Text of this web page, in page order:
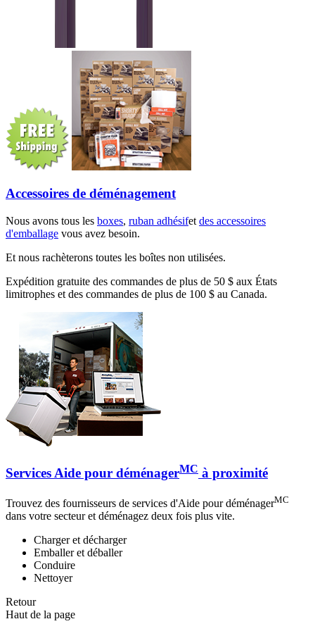
Accessoires de déménagement
Nous avons tous les boxes, ruban adhésifet des accessoires
d'emballage vous avez besoin.
Et nous rachèterons toutes les boîtes non utilisées.
Expédition gratuite des commandes de plus de 50 $ aux États
limitrophes et des commandes de plus de 100 $ au Canada.
Services Aide pour déménagerMC à proximité
Trouvez des fournisseurs de services d'Aide pour déménagerMC
dans votre secteur et déménagez deux fois plus vite.
Charger et décharger
Emballer et déballer
Conduire
Nettoyer
Retour
Haut de la page